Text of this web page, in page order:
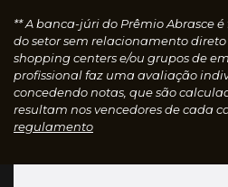
** A banca-júri do Prêmio Abrasce
do setor sem relacionamento direto
shopping centers e/ou grupos de
profissional faz uma avaliação
concedendo notas, que são
resultam nos vencedores de cada
regulamento